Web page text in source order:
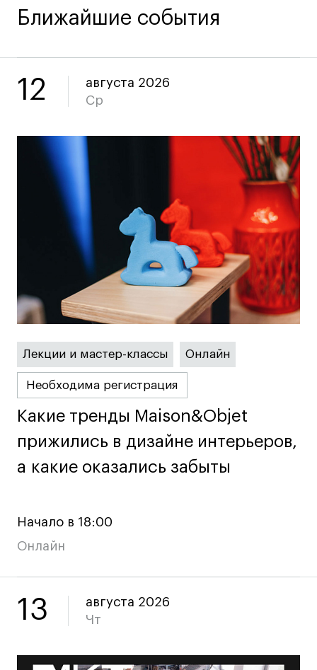
Цифровой маркетолог
Технолог-конструктор одежды
Интенсивы
Среднесрочные
Долгосрочные
Все программы
События
Преподаватели
Лицензии и аккредитации
Для прессы
Ресурсы
Партнеры
Поступающим
Условия поступления
Стоимость обучения
Иностранным студентам
Вопросы и ответы
Ближайшие события
12
августа 2026
Ср
Лекции и мастер-классы Онлайн
Необходима регистрация
Какие тренды Maison&Objet
прижились в дизайне интерьеров,
а какие оказались забыты
Какие тренды Maison&Objet
прижились в дизайне интерьеров,
а какие оказались забыты
Начало в 18:00
Онлайн
13
августа 2026
Чт